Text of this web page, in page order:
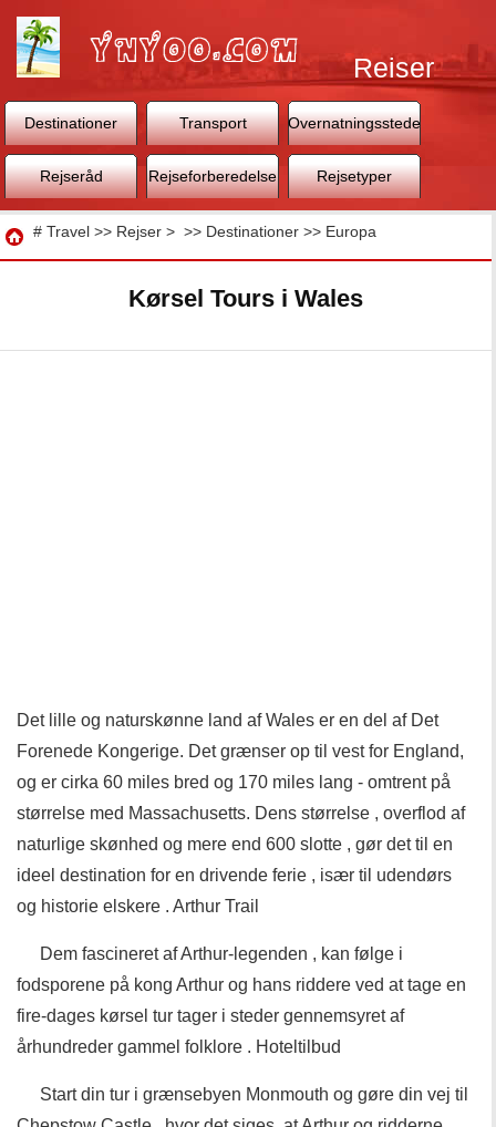
Rejser
Destinationer Transport Overnatningssteder
Rejseråd Rejseforberedelse Rejsetyper
Rejse
# Travel >> Rejser > >> Destinationer >> Europa
Kørsel Tours i Wales
Det lille og naturskønne land af Wales er en del af Det
Forenede Kongerige. Det grænser op til vest for England,
og er cirka 60 miles bred og 170 miles lang - omtrent på
størrelse med Massachusetts. Dens størrelse , overflod af
naturlige skønhed og mere end 600 slotte , gør det til en
ideel destination for en drivende ferie , især til udendørs
og historie elskere . Arthur Trail
Dem fascineret af Arthur-legenden , kan følge i
fodsporene på kong Arthur og hans riddere ved at tage en
fire-dages kørsel tur tager i steder gennemsyret af
århundreder gammel folklore . Hoteltilbud
Start din tur i grænsebyen Monmouth og gøre din vej til